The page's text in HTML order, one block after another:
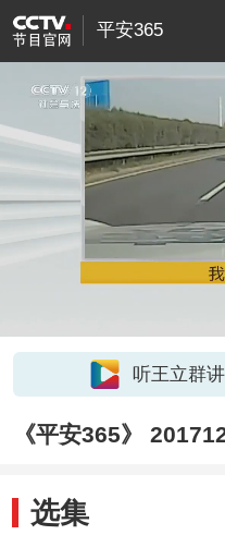
平安365
听王立群
《平安365》
选集